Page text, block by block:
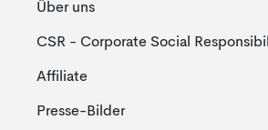
Über uns
CSR - Corporate Social
Affiliate
Presse-Bilder